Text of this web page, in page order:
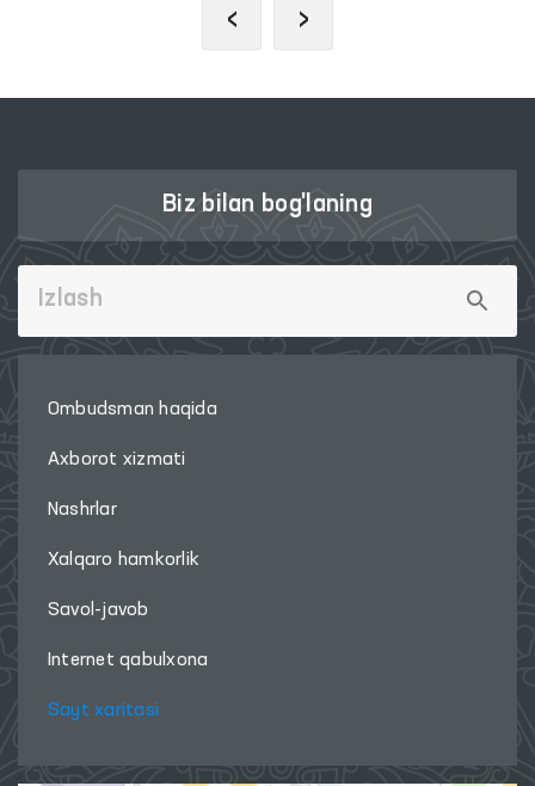
‹ ›
Biz bilan bog'laning
Ombudsman haqida
Axborot xizmati
Nashrlar
Xalqaro hamkorlik
Savol-javob
Internet qabulxona
Sayt xaritasi